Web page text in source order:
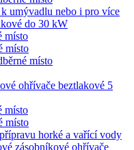
umývadlu nebo i pro více
do 30 kW
místo
místo
místo
ohřívače beztlakové 5
místo
místo
horké a vařící vody
zásobníkové ohřívače